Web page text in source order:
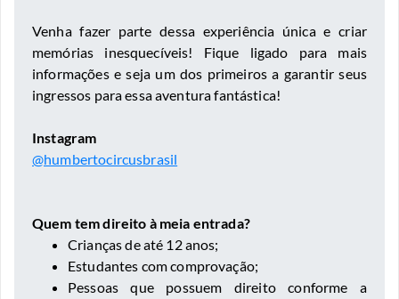
Venha fazer parte dessa experiência única e criar
memórias inesquecíveis! Fique ligado para mais
informações e seja um dos primeiros a garantir seus
ingressos para essa aventura fantástica!
Instagram
@humbertocircusbrasil
Quem tem direito à meia entrada?
Crianças de até 12 anos;
Estudantes com comprovação;
Pessoas que possuem direito conforme a